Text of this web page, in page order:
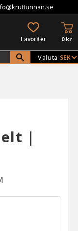
FAVORITER 0kr
Valuta
|